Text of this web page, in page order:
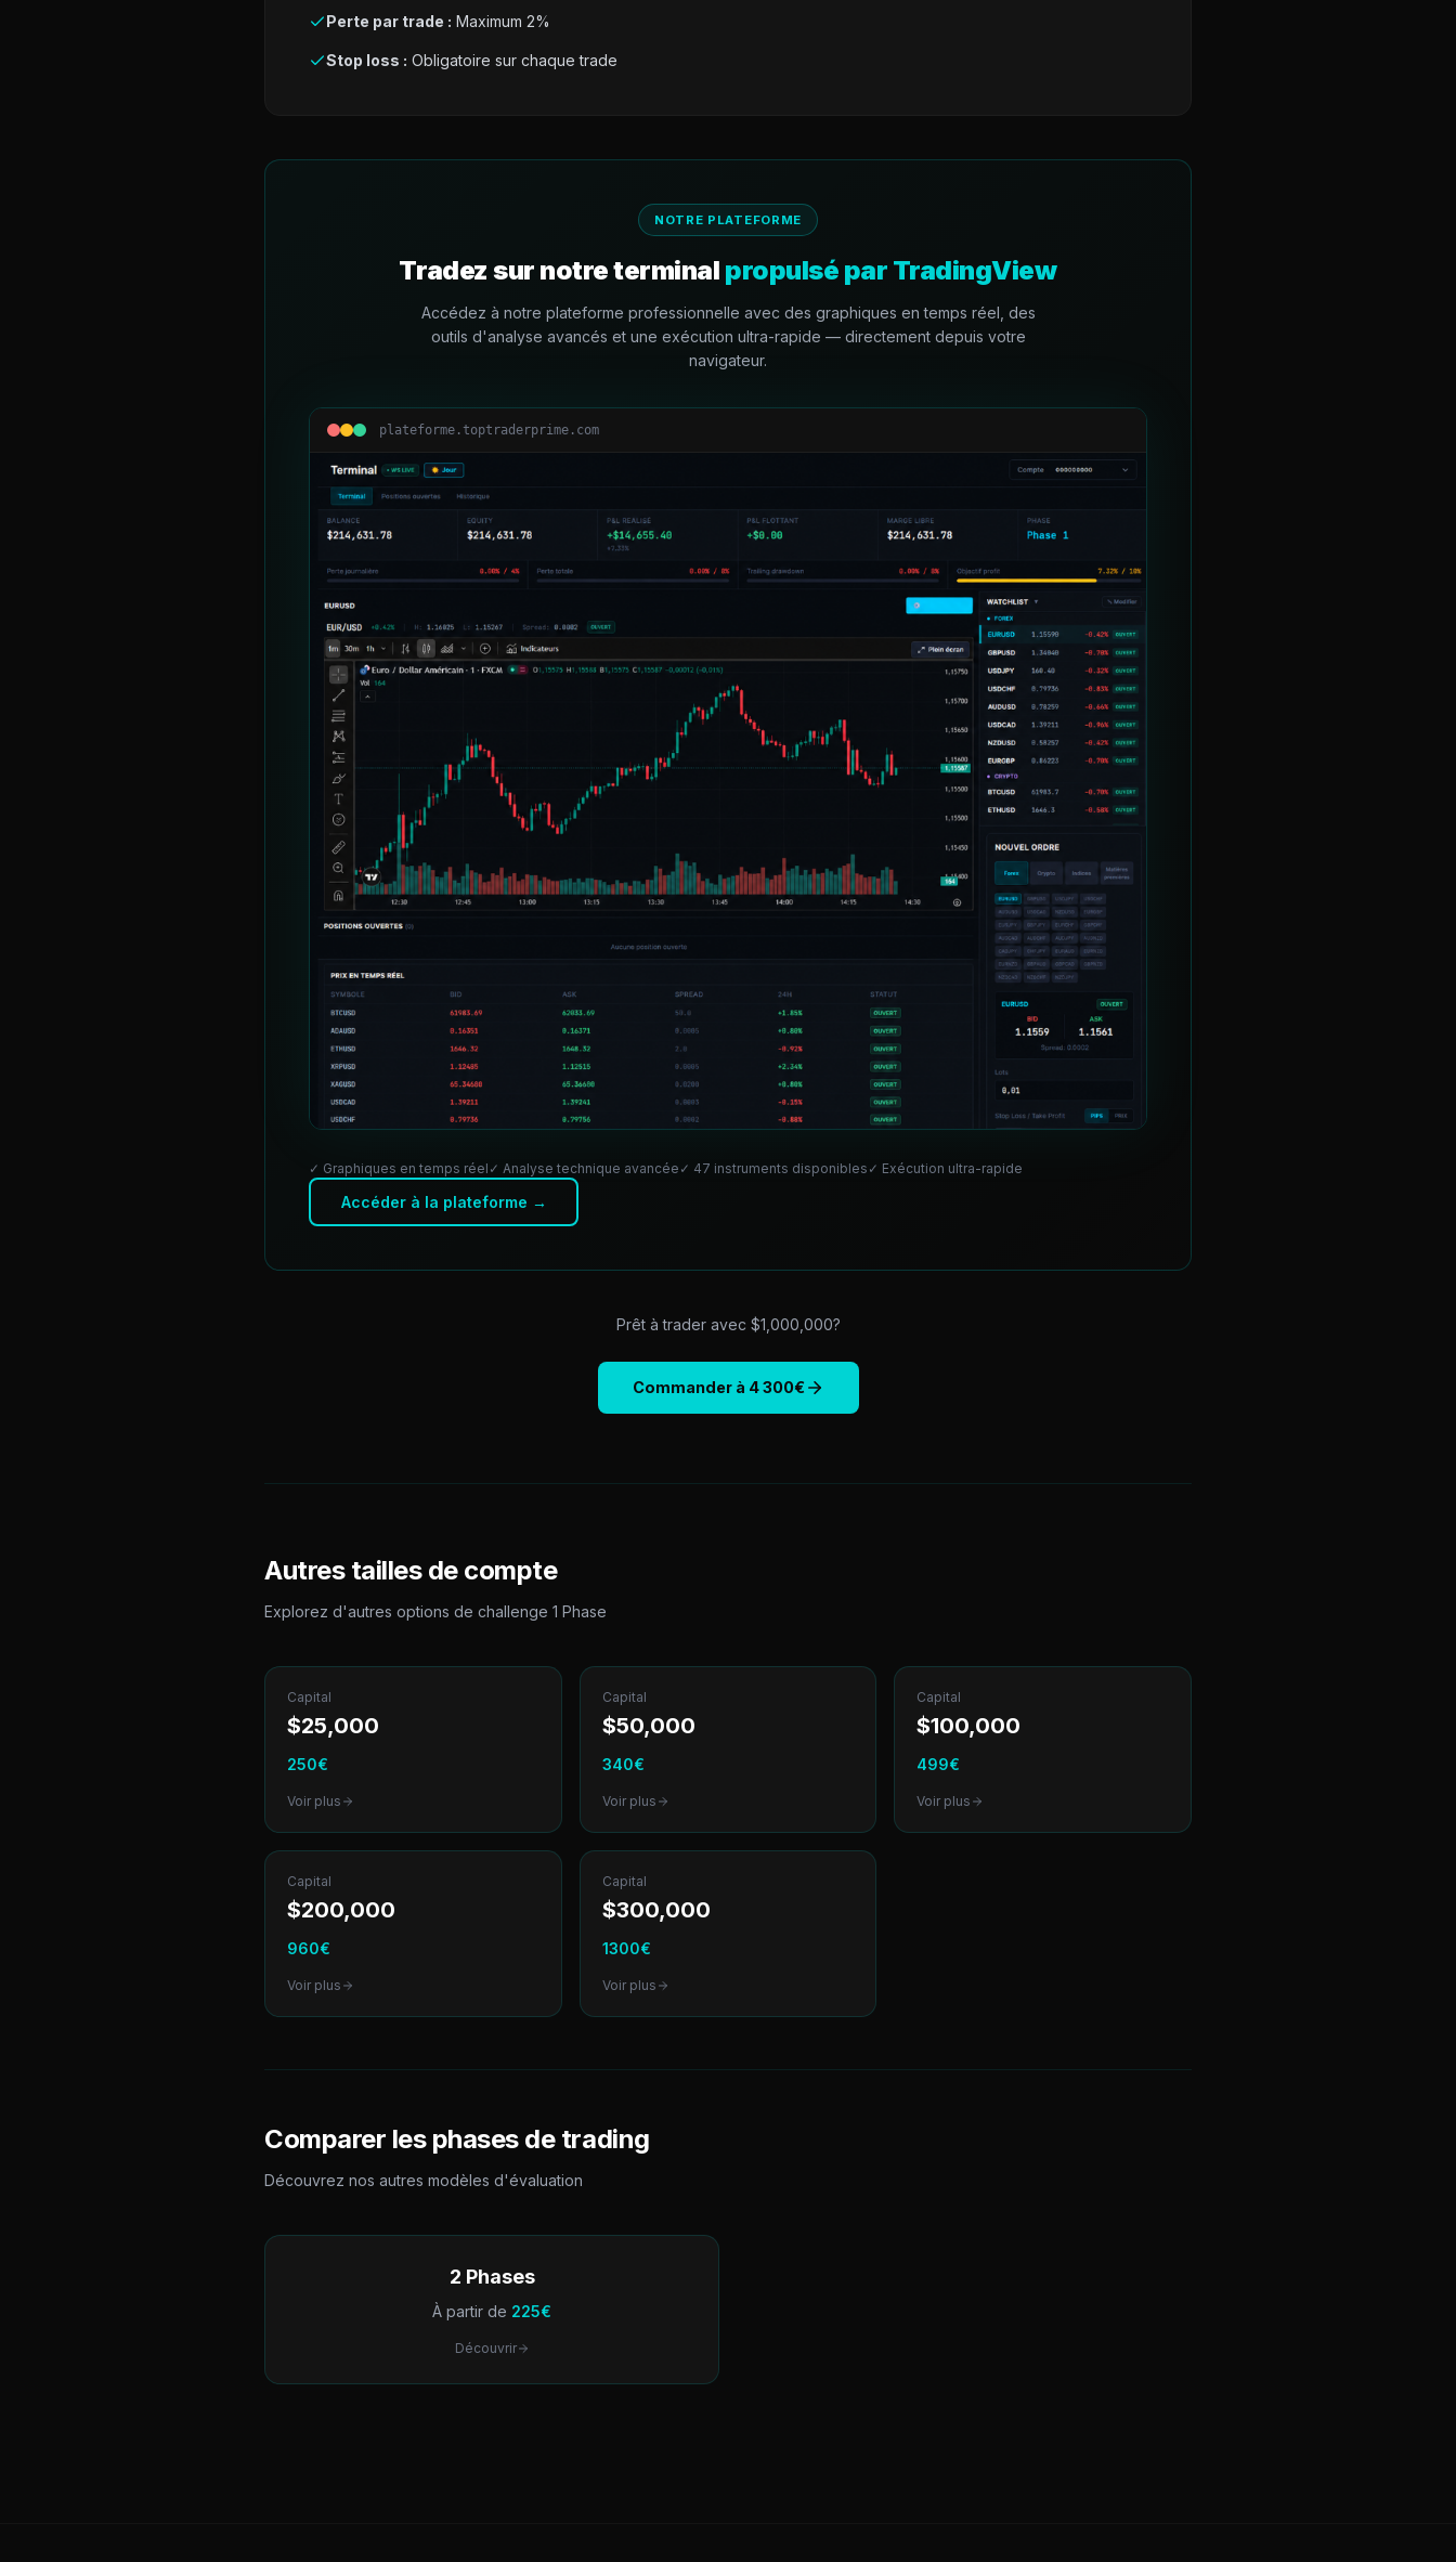
Perte par trade : Maximum 2%
Stop loss : Obligatoire sur chaque trade
NOTRE PLATEFORME
Tradez sur notre terminal propulsé par TradingView
Accédez à notre plateforme professionnelle avec des graphiques en temps réel, des
outils d'analyse avancés et une exécution ultra-rapide — directement depuis votre
navigateur.
plateforme.toptraderprime.com
✓ Graphiques en temps réel ✓ Analyse technique avancée ✓ 47 instruments disponibles ✓ Exécution ultra-rapide
Accéder à la plateforme →
Prêt à trader avec $1,000,000?
Commander à 4 300€
Autres tailles de compte
Explorez d'autres options de challenge 1 Phase
Capital
$25,000
250€
Voir plus
Capital
$50,000
340€
Voir plus
Capital
$100,000
499€
Voir plus
Capital
$200,000
960€
Voir plus
Capital
$300,000
1300€
Voir plus
Comparer les phases de trading
Découvrez nos autres modèles d'évaluation
2 Phases
À partir de 225€
Découvrir